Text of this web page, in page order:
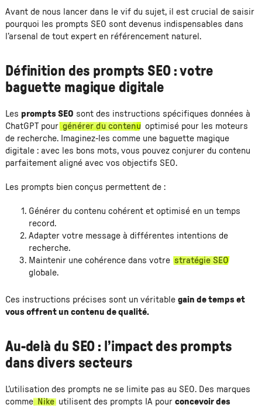
Avant de nous lancer dans le vif du sujet, il est crucial de saisir
pourquoi les prompts SEO sont devenus indispensables dans
l’arsenal de tout expert en référencement naturel.
Définition des prompts SEO : votre
baguette magique digitale
Les prompts SEO sont des instructions spécifiques données à
ChatGPT pour générer du contenu optimisé pour les moteurs
de recherche. Imaginez-les comme une baguette magique
digitale : avec les bons mots, vous pouvez conjurer du contenu
parfaitement aligné avec vos objectifs SEO.
Les prompts bien conçus permettent de :
Générer du contenu cohérent et optimisé en un temps
record.
Adapter votre message à différentes intentions de
recherche.
Maintenir une cohérence dans votre stratégie SEO
globale.
Ces instructions précises sont un véritable gain de temps et
vous offrent un contenu de qualité.
Au-delà du SEO : l’impact des prompts
dans divers secteurs
L’utilisation des prompts ne se limite pas au SEO. Des marques
comme Nike utilisent des prompts IA pour concevoir des